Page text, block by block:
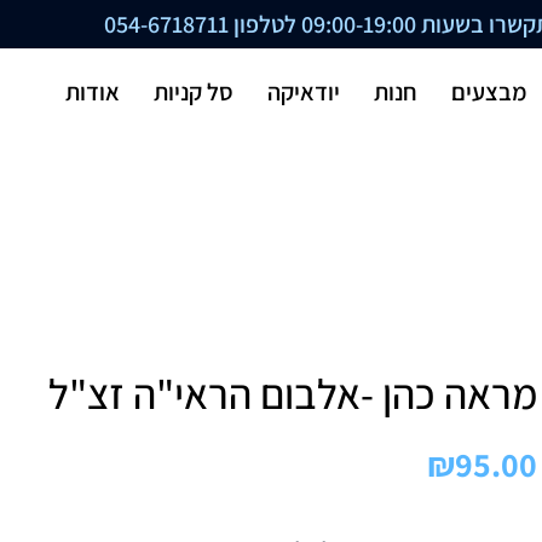
09:00-19:00 לטלפון 054-6718711
מבצעים חנות יודאיקה סל קניות אודות
מראה כהן -אלבום הראי"ה זצ"ל
₪95.00